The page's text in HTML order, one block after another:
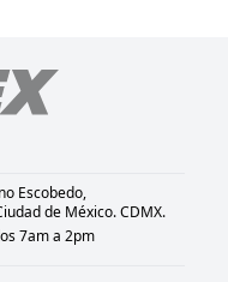
Escobedo,
de México. CDMX.
7am a 2pm